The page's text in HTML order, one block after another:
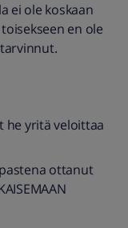
ei ole koskaan
en ole
he yritä veloittaa
ottanut